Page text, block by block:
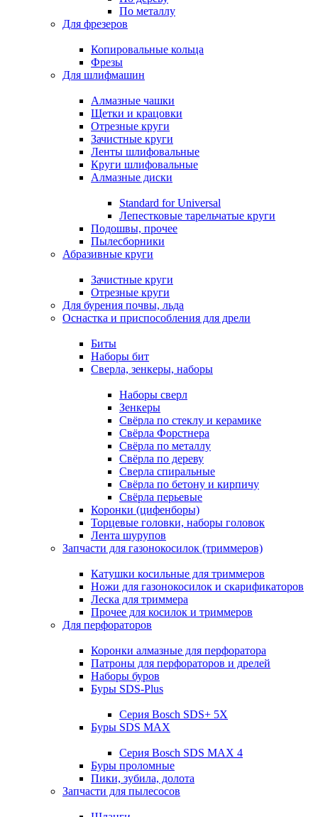
По металлу
Для фрезеров
Копировальные кольца
Фрезы
Для шлифмашин
Алмазные чашки
Щетки и крацовки
Отрезные круги
Зачистные круги
Ленты шлифовальные
Круги шлифовальные
Алмазные диски
Standard for Universal
Лепестковые тарельчатые круги
Подошвы, прочее
Пылесборники
Абразивные круги
Зачистные круги
Отрезные круги
Для бурения почвы, льда
Оснастка и приспособления для дрели
Биты
Наборы бит
Сверла, зенкеры, наборы
Наборы сверл
Зенкеры
Свёрла по стеклу и керамике
Свёрла Форстнера
Свёрла по металлу
Свёрла по дереву
Сверла спиральные
Свёрла по бетону и кирпичу
Свёрла перьевые
Коронки (цифенборы)
Торцевые головки, наборы головок
Лента шурупов
Запчасти для газонокосилок (триммеров)
Катушки косильные для триммеров
Ножи для газонокосилок и скарификаторов
Леска для триммера
Прочее для косилок и триммеров
Для перфораторов
Коронки алмазные для перфоратора
Патроны для перфораторов и дрелей
Наборы буров
Буры SDS-Plus
Серия Bosch SDS+ 5X
Буры SDS MAX
Серия Bosch SDS MAX 4
Буры проломные
Пики, зубила, долота
Запчасти для пылесосов